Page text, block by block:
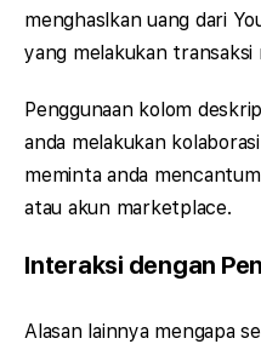
menghaslkan uang dari
yang melakukan
Penggunaan kolom
anda melakukan
meminta anda
atau akun marketplace.
Interaksi dengan
Alasan lainnya mengapa